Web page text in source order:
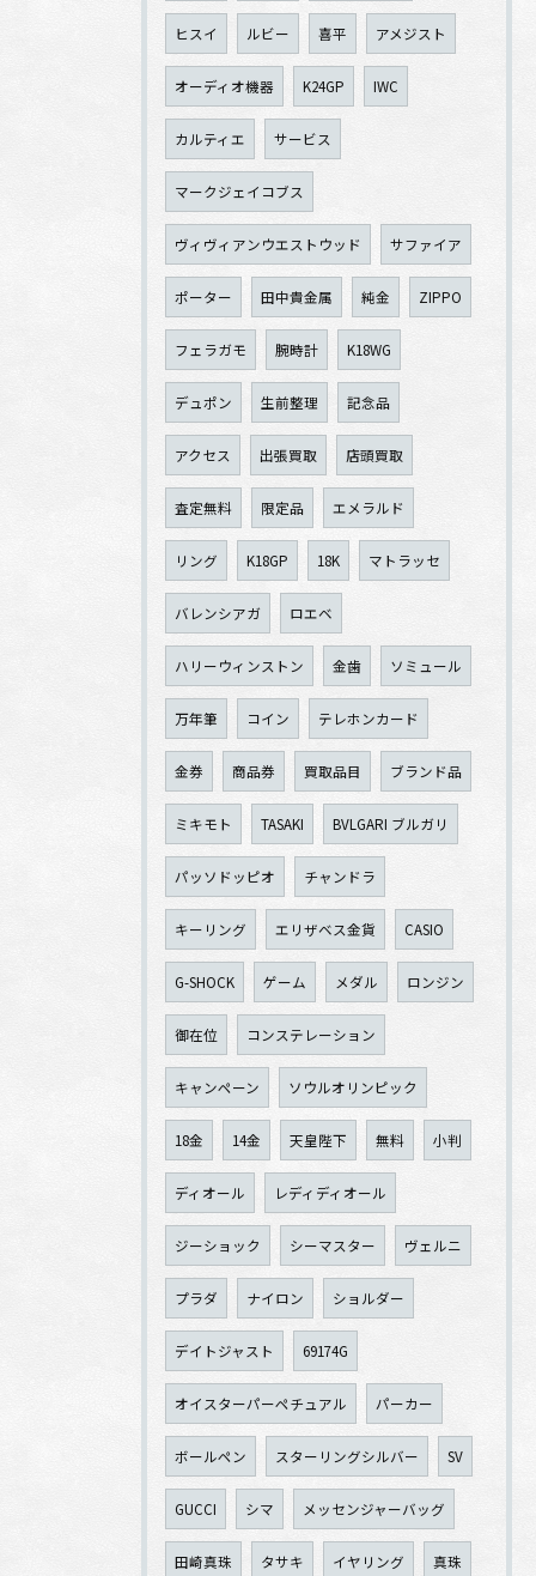
ヒスイ ルビー 喜平 アメジスト
オーディオ機器 K24GP IWC
カルティエ サービス
マークジェイコブス
ヴィヴィアンウエストウッド サファイア
ポーター 田中貴金属 純金 ZIPPO
フェラガモ 腕時計 K18WG
デュポン 生前整理 記念品
アクセス 出張買取 店頭買取
査定無料 限定品 エメラルド
リング K18GP 18K マトラッセ
バレンシアガ ロエベ
ハリーウィンストン 金歯 ソミュール
万年筆 コイン テレホンカード
金券 商品券 買取品目 ブランド品
ミキモト TASAKI BVLGARI ブルガリ
パッソドッピオ チャンドラ
キーリング エリザベス金貨 CASIO
G-SHOCK ゲーム メダル ロンジン
御在位 コンステレーション
キャンペーン ソウルオリンピック
18金 14金 天皇陛下 無料 小判
ディオール レディディオール
ジーショック シーマスター ヴェルニ
プラダ ナイロン ショルダー
デイトジャスト 69174G
オイスターパーペチュアル パーカー
ボールペン スターリングシルバー SV
GUCCI シマ メッセンジャーバッグ
田崎真珠 タサキ イヤリング 真珠